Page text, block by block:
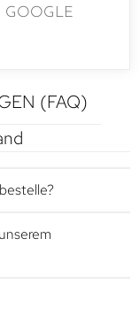
GOOGLE
(FAQ)